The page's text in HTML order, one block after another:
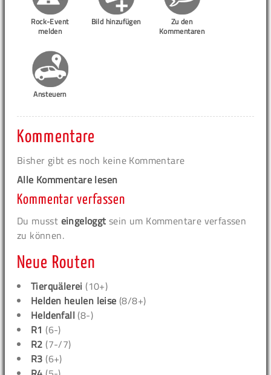
Rock-Event
melden
Bild hinzufügen
Zu den
Kommentaren
Ansteuern
Kommentare
Bisher gibt es noch keine Kommentare
Alle Kommentare lesen
Kommentar verfassen
Du musst eingeloggt sein um Kommentare verfassen
zu können.
Neue Routen
Tierquälerei (10+)
Helden heulen leise (8/8+)
Heldenfall (8-)
R1 (6-)
R2 (7-/7)
R3 (6+)